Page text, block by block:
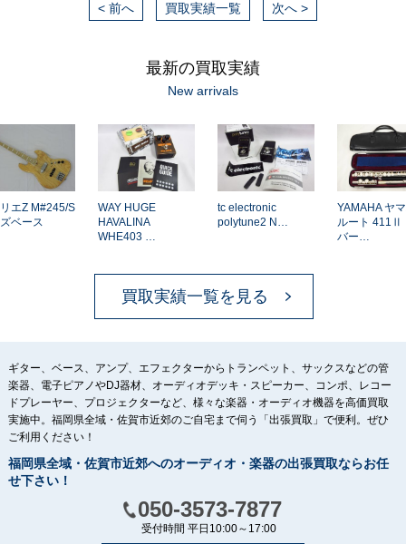
< 前へ 買取実績一覧 次へ >
最新の買取実績
New arrivals
エZ M#245/S
ベース
WAY HUGE
HAVALINA
WHE403 …
tc electronic
polytune2 N…
YAMAHA ヤマ
ルート 411Ⅱ
バー…
買取実績一覧を見る
ギター、ベース、アンプ、エフェクターからトランペット、サックスなどの管
楽器、電子ピアノやDJ器材、オーディオデッキ・スピーカー、コンポ、レコー
ドプレーヤー、プロジェクターなど、様々な楽器・オーディオ機器を高価買取
実施中。福岡県全域・佐賀市近郊のご自宅まで伺う「出張買取」で便利。ぜひ
ご利用ください！
福岡県全域・佐賀市近郊へのオーディオ・楽器の出張買取ならお任
せ下さい！
050-3573-7877
受付時間 平日10:00～17:00